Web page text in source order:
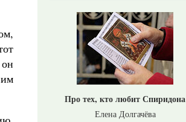
Про тех, кто любит Спиридона
Елена Долгачёва